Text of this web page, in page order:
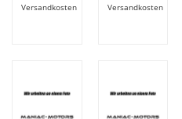
Versandkosten
Versandkosten